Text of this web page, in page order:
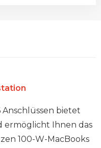
Anschlüssen bietet
ermöglicht Ihnen das
100-W-MacBooks